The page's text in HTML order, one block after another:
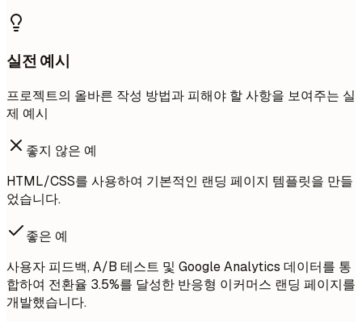
실전 예시
프로젝트의 올바른 작성 방법과 피해야 할 사항을 보여주는 실
제 예시
좋지 않은 예
HTML/CSS를 사용하여 기본적인 랜딩 페이지 템플릿을 만들
었습니다.
좋은 예
사용자 피드백, A/B 테스트 및 Google Analytics 데이터를 통
합하여 전환율 3.5%를 달성한 반응형 이커머스 랜딩 페이지를
개발했습니다.